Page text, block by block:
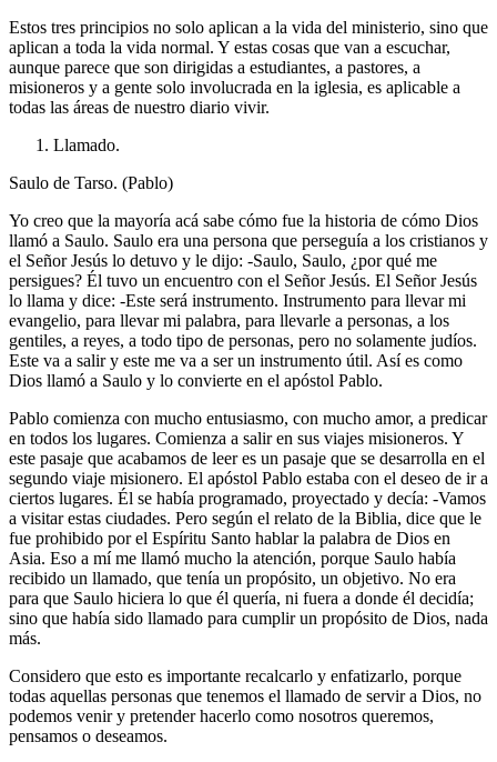
Estos tres principios no solo aplican a la vida del ministerio, sino que
aplican a toda la vida normal. Y estas cosas que van a escuchar,
aunque parece que son dirigidas a estudiantes, a pastores, a
misioneros y a gente solo involucrada en la iglesia, es aplicable a
todas las áreas de nuestro diario vivir.
Llamado.
Saulo de Tarso. (Pablo)
Yo creo que la mayoría acá sabe cómo fue la historia de cómo Dios
llamó a Saulo. Saulo era una persona que perseguía a los cristianos y
el Señor Jesús lo detuvo y le dijo: -Saulo, Saulo, ¿por qué me
persigues? Él tuvo un encuentro con el Señor Jesús. El Señor Jesús
lo llama y dice: -Este será instrumento. Instrumento para llevar mi
evangelio, para llevar mi palabra, para llevarle a personas, a los
gentiles, a reyes, a todo tipo de personas, pero no solamente judíos.
Este va a salir y este me va a ser un instrumento útil. Así es como
Dios llamó a Saulo y lo convierte en el apóstol Pablo.
Pablo comienza con mucho entusiasmo, con mucho amor, a predicar
en todos los lugares. Comienza a salir en sus viajes misioneros. Y
este pasaje que acabamos de leer es un pasaje que se desarrolla en el
segundo viaje misionero. El apóstol Pablo estaba con el deseo de ir a
ciertos lugares. Él se había programado, proyectado y decía: -Vamos
a visitar estas ciudades. Pero según el relato de la Biblia, dice que le
fue prohibido por el Espíritu Santo hablar la palabra de Dios en
Asia. Eso a mí me llamó mucho la atención, porque Saulo había
recibido un llamado, que tenía un propósito, un objetivo. No era
para que Saulo hiciera lo que él quería, ni fuera a donde él decidía;
sino que había sido llamado para cumplir un propósito de Dios, nada
más.
Considero que esto es importante recalcarlo y enfatizarlo, porque
todas aquellas personas que tenemos el llamado de servir a Dios, no
podemos venir y pretender hacerlo como nosotros queremos,
pensamos o deseamos.